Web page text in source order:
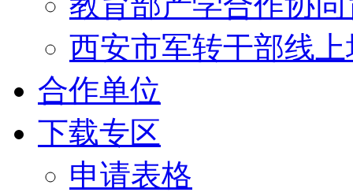
西安市军转干部线
合作单位
下载专区
申请表格